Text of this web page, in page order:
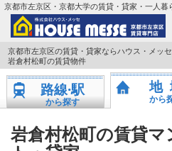
京都市左京区・京都大学の賃貸・貸家・一人暮
TOPページ
地図から検索
京都市左京区の賃貸・貸家ならハウス・メッセ
岩倉村松町の賃貸物件
路線·駅
から探す
地
から
岩倉村松町の賃貸